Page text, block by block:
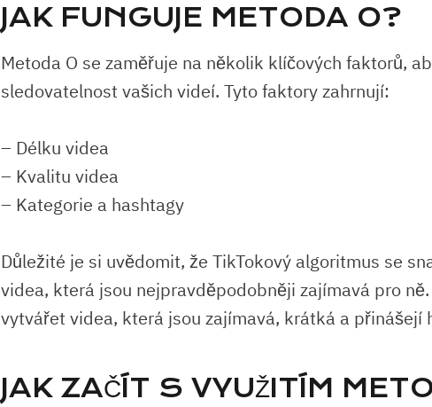
JAK FUNGUJE METODA O?
Metoda O se zaměřuje na několik klíčových faktorů,
sledovatelnost vašich videí. Tyto faktory zahrnují:
– Délku videa
– Kvalitu videa
– Kategorie a hashtagy
Důležité je si uvědomit, že TikTokový algoritmus se
videa, která jsou nejpravděpodobněji zajímavá pro
vytvářet videa, která jsou zajímavá, krátká a přinášejí
JAK ZAČÍT S VYUŽITÍM